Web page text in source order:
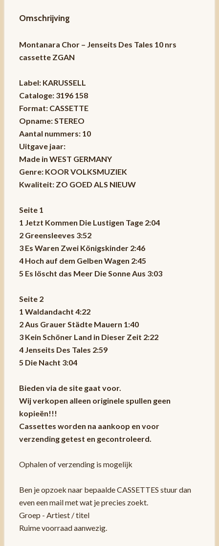
Omschrijving
Montanara Chor – Jenseits Des Tales 10 nrs
cassette ZGAN
Label: KARUSSELL
Cataloge: 3196 158
Format: CASSETTE
Opname: STEREO
Aantal nummers: 10
Uitgave jaar:
Made in WEST GERMANY
Genre: KOOR VOLKSMUZIEK
Kwaliteit: ZO GOED ALS NIEUW
Seite 1
1 Jetzt Kommen Die Lustigen Tage 2:04
2 Greensleeves 3:52
3 Es Waren Zwei Königskinder 2:46
4 Hoch auf dem Gelben Wagen 2:45
5 Es löscht das Meer Die Sonne Aus 3:03
Seite 2
1 Waldandacht 4:22
2 Aus Grauer Städte Mauern 1:40
3 Kein Schöner Land in Dieser Zeit 2:22
4 Jenseits Des Tales 2:59
5 Die Nacht 3:04
Bieden via de site gaat voor.
Wij verkopen alleen originele spullen geen
kopieën!!!
Cassettes worden na aankoop en voor
verzending getest en gecontroleerd.
Ophalen of verzending is mogelijk
Ben je opzoek naar bepaalde CASSETTES stuur dan
even een mail met wat je precies zoekt.
Groep - Artiest / titel
Ruime voorraad aanwezig.